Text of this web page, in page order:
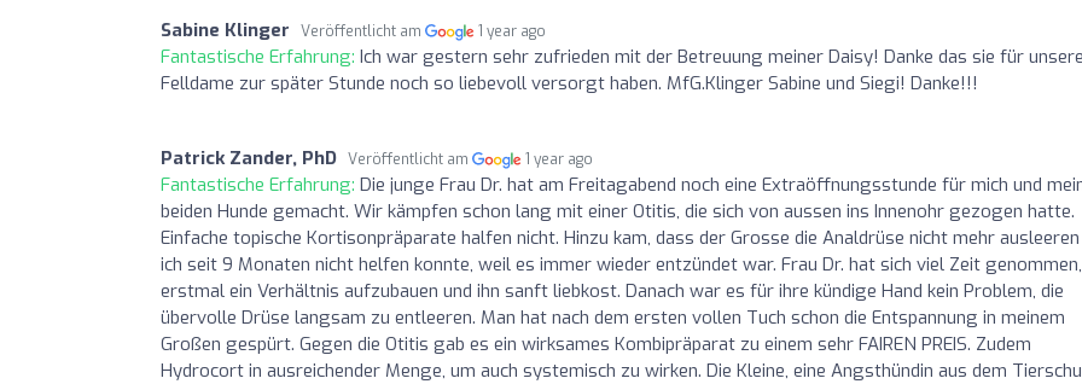
Sabine Klinger Veröffentlicht am 1 year ago
Fantastische Erfahrung: Ich war gestern sehr zufrieden mit der Betreuung meiner Daisy! Danke das sie für unsere
Felldame zur später Stunde noch so liebevoll versorgt haben. MfG.Klinger Sabine und Siegi! Danke!!!
Patrick Zander, PhD Veröffentlicht am 1 year ago
Fantastische Erfahrung: Die junge Frau Dr. hat am Freitagabend noch eine Extraöffnungsstunde für mich und
beiden Hunde gemacht. Wir kämpfen schon lang mit einer Otitis, die sich von aussen ins Innenohr gezogen hatte.
Einfache topische Kortisonpräparate halfen nicht. Hinzu kam, dass der Grosse die Analdrüse nicht mehr ausleeren
ich seit 9 Monaten nicht helfen konnte, weil es immer wieder entzündet war. Frau Dr. hat sich viel Zeit
erstmal ein Verhältnis aufzubauen und ihn sanft liebkost. Danach war es für ihre kündige Hand kein Problem, die
übervolle Drüse langsam zu entleeren. Man hat nach dem ersten vollen Tuch schon die Entspannung in meinem
Großen gespürt. Gegen die Otitis gab es ein wirksames Kombipräparat zu einem sehr FAIREN PREIS. Zudem
Hydrocort in ausreichender Menge, um auch systemisch zu wirken. Die Kleine, eine Angsthündin aus dem